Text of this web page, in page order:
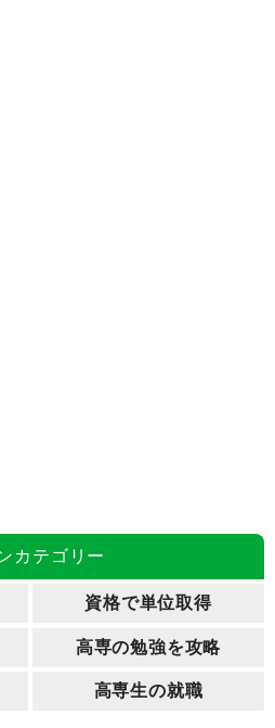
カテゴリー
資格で単位取得
高専の勉強を攻略
高専生の就職